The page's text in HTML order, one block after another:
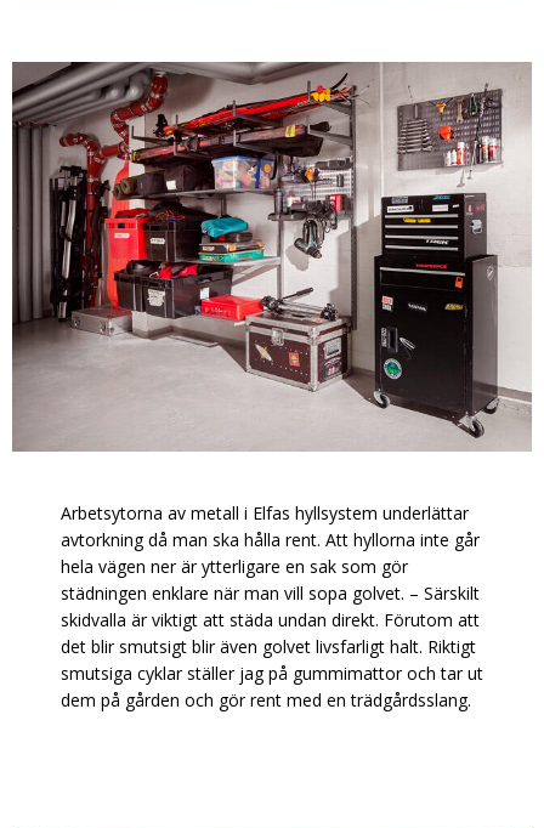
Arbetsytorna av metall i Elfas hyllsystem underlättar
avtorkning då man ska hålla rent. Att hyllorna inte går
hela vägen ner är ytterligare en sak som gör
städningen enklare när man vill sopa golvet. – Särskilt
skidvalla är viktigt att städa undan direkt. Förutom att
det blir smutsigt blir även golvet livsfarligt halt. Riktigt
smutsiga cyklar ställer jag på gummimattor och tar ut
dem på gården och gör rent med en trädgårdsslang.